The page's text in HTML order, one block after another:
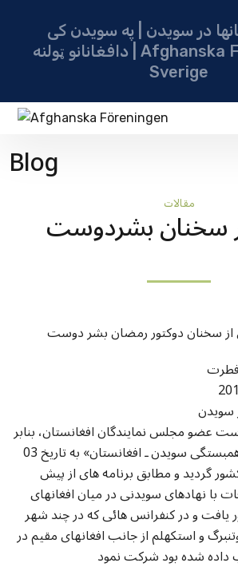
در سویدن | په سویدن کی
دافغانانو ټولنه | Afghanska Föreningen i
Sverige
Blog
مقالات
سخنان بشردوست‏
از سخنان دوکتور رمضان بشر دوست
فطرت
عضو مجلس نمایندگان افغانستان، بنابر
دعوت رسمی «کمیته همبستگی سویدن ـ افغانستان» به تاریخ 03
این کشور گردید و مطابق برنامه های از پیش
با نهادهای سویدنی در میان افغانهای
و در کنفرانس هائی که در چند شهر
و استکهلم از جانب افغانهای مقیم در
داده شده بود شرکت نمود